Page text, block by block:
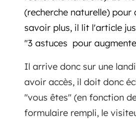
(recherche naturelle)
savoir plus, il lit l'article
"3 astuces pour
Il arrive donc sur une
avoir accès, il doit donc
"vous êtes" (en fonction
formulaire rempli, le